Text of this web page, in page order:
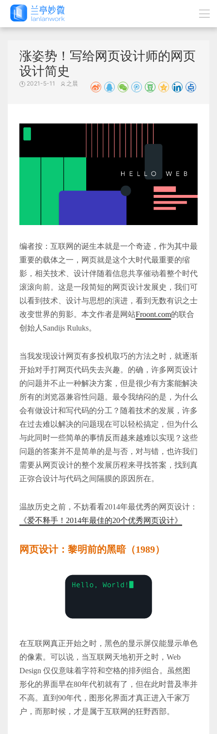
涨姿势！写给网页设计师的网页
设计简史
2021-5-11 之晨
编者按：互联网的诞生本就是一个奇迹，作为其中最
重要的载体之一，网页就是这个大时代最重要的缩
影，相关技术、设计伴随着信息共享催动着整个时代
滚滚向前。这是一段简短的网页设计发展史，我们可
以看到技术、设计与思想的演进，看到无数有识之士
改变世界的剪影。本文作者是网站Froont.com的联合
创始人Sandijs Ruluks。
当我发现设计网页有多投机取巧的方法之时，就逐渐
开始对手打网页代码失去兴趣。的确，许多网页设计
的问题并不止一种解决方案，但是很少有方案能解决
所有的浏览器兼容性问题。最令我纳闷的是，为什么
会有做设计和写代码的分工？随着技术的发展，许多
在过去难以解决的问题现在可以轻松搞定，但为什么
与此同时一些简单的事情反而越来越难以实现？这些
问题的答案并不是简单的是与否，对与错，也许我们
需要从网页设计的整个发展历程来寻找答案，找到真
正弥合设计与代码之间隔膜的原因所在。
温故历史之前，不妨看看2014年最优秀的网页设计：
《爱不释手！2014年最佳的20个优秀网页设计》
网页设计：黎明前的黑暗（1989）
在互联网真正开始之时，黑色的显示屏仅能显示单色
的像素。可以说，当互联网天地初开之时，Web
Design 仅仅意味着字符和空格的排列组合。虽然图
形化的界面早在80年代初就有了，但在此时普及率并
不高。直到90年代，图形化界面才真正进入千家万
户，而那时候，才是属于互联网的狂野西部。